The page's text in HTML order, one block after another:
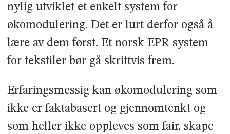
nylig utviklet et enkelt system for
økomodulering. Det er lurt derfor også å
lære av dem først. Et norsk EPR system
for tekstiler bør gå skrittvis frem.
Erfaringsmessig kan økomodulering som
ikke er faktabasert og gjennomtenkt og
som heller ikke oppleves som fair, skape